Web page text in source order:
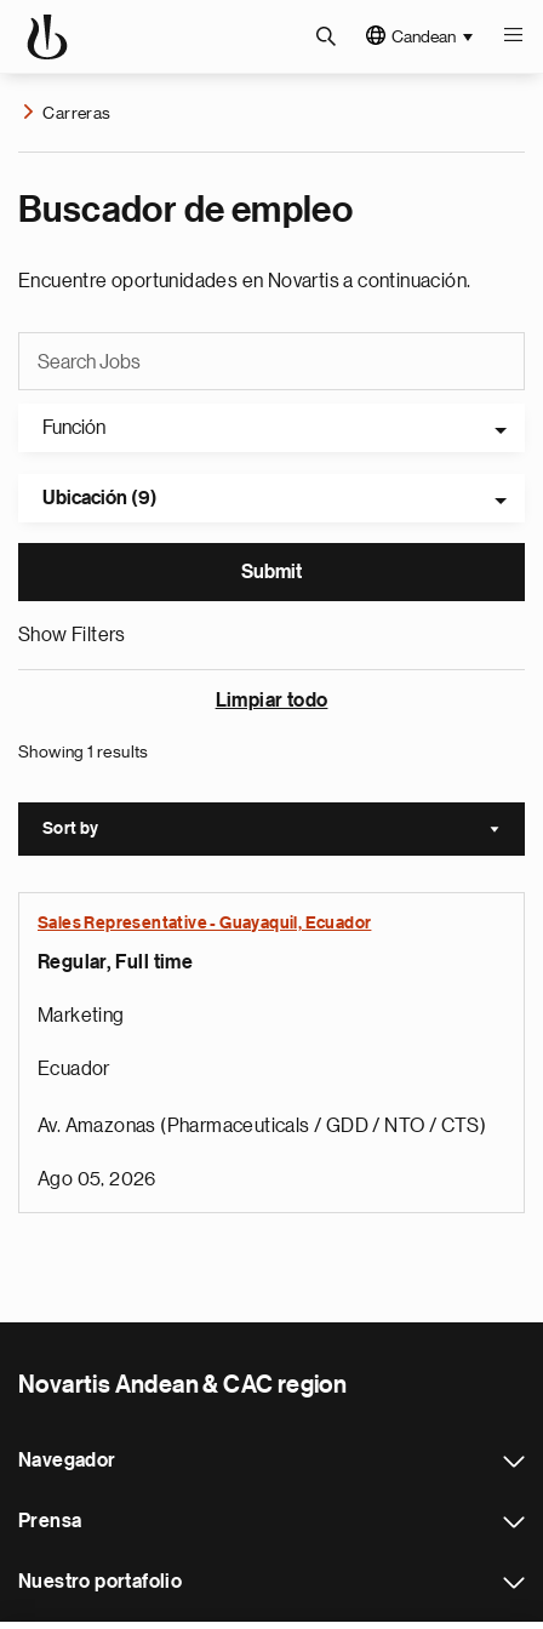
Candean
Carreras
Buscador de empleo
Encuentre oportunidades en Novartis a continuación.
Función
Ubicación (9)
Show Filters
Limpiar todo
Showing 1 results
Sort by Sort
Sales Representative - Guayaquil, Ecuador
Regular, Full time
Marketing
Ecuador
Av. Amazonas (Pharmaceuticals / GDD / NTO / CTS)
Ago 05, 2026
Novartis Andean & CAC region
Navegador
Prensa
Nuestro portafolio